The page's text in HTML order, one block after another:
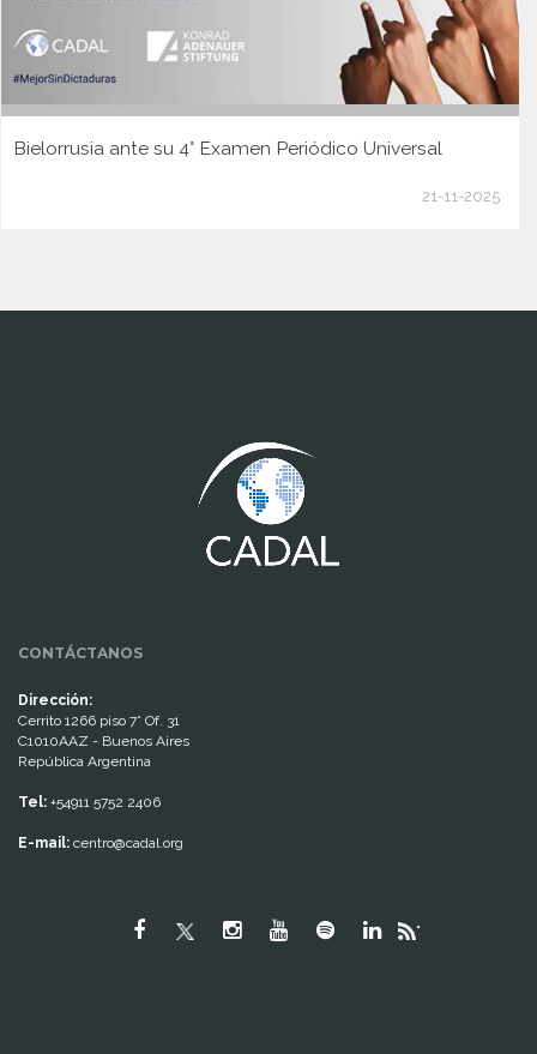
Bielorrusia ante su 4° Examen Periódico Universal
21-11-2025
CONTÁCTANOS
Dirección:
Cerrito 1266 piso 7° Of. 31
C1010AAZ - Buenos Aires
República Argentina
Tel: +54911 5752 2406
E-mail: centro@cadal.org
"